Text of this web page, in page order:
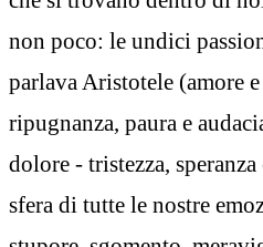
non poco: le undici
parlava Aristotele (amore
ripugnanza, paura e
dolore - tristezza,
sfera di tutte le nostre